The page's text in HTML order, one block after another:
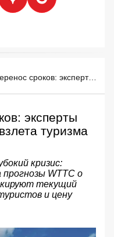
Великий перенос сроков: эксперты назвали дату нового взлета туризма в ОАЭ
эксперты
туризма
кризис:
WTTC о
текущий
и цену